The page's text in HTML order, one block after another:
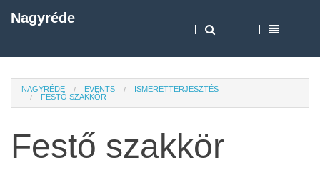
Nagyréde
NAGYRÉDE EVENTS
ISMERETTERJESZTÉS
FESTŐ SZAKKÖR
Festő szakkör